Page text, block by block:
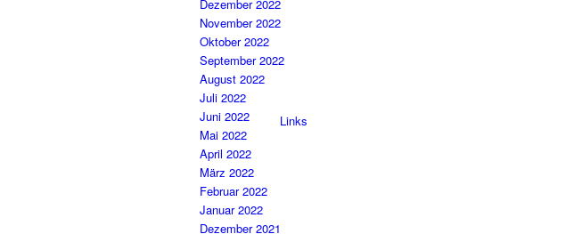
Links
Dezember 2022
November 2022
Oktober 2022
September 2022
August 2022
Juli 2022
Juni 2022
Mai 2022
April 2022
März 2022
Februar 2022
Januar 2022
Dezember 2021